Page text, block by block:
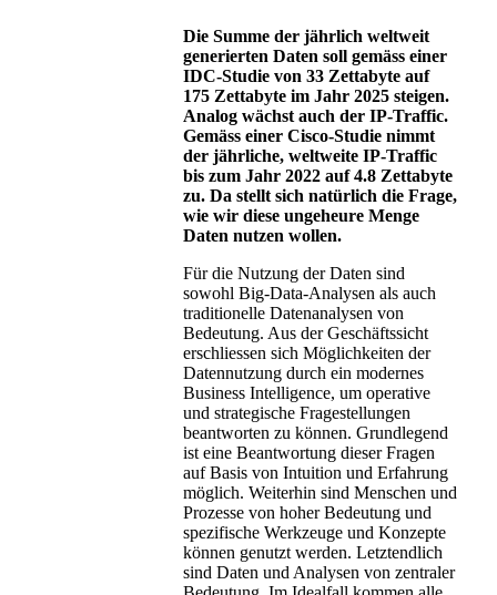
Die Summe der jährlich weltweit
generierten Daten soll gemäss einer
IDC-Studie von 33 Zettabyte auf
175 Zettabyte im Jahr 2025 steigen.
Analog wächst auch der IP-Traffic.
Gemäss einer Cisco-Studie nimmt
der jährliche, weltweite IP-Traffic
bis zum Jahr 2022 auf 4.8 Zettabyte
zu. Da stellt sich natürlich die Frage,
wie wir diese ungeheure Menge
Daten nutzen wollen.
Für die Nutzung der Daten sind
sowohl Big-Data-Analysen als auch
traditionelle Datenanalysen von
Bedeutung. Aus der Geschäftssicht
erschliessen sich Möglichkeiten der
Datennutzung durch ein modernes
Business Intelligence, um operative
und strategische Fragestellungen
beantworten zu können. Grundlegend
ist eine Beantwortung dieser Fragen
auf Basis von Intuition und Erfahrung
möglich. Weiterhin sind Menschen und
Prozesse von hoher Bedeutung und
spezifische Werkzeuge und Konzepte
können genutzt werden. Letztendlich
sind Daten und Analysen von zentraler